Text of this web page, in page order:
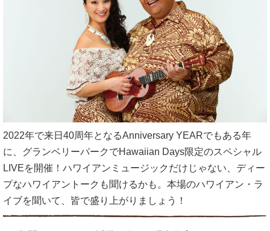
2022年で来日40周年となるAnniversary YEARでもある年
に、グランベリーパークでHawaiian Days限定のスペシャル
LIVEを開催！ハワイアンミュージックだけじゃない、ディー
プなハワイアントークも聞けるかも。本場のハワイアン・ラ
イブを聞いて、皆で盛り上がりましょう！